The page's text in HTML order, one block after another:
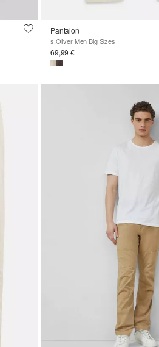
Pantalon
s.Oliver Men Big Sizes
69,99 €